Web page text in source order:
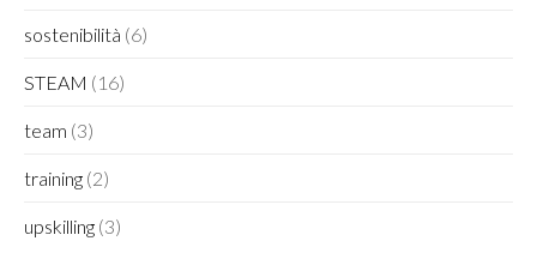
sostenibilità (6)
STEAM (16)
team (3)
training (2)
upskilling (3)